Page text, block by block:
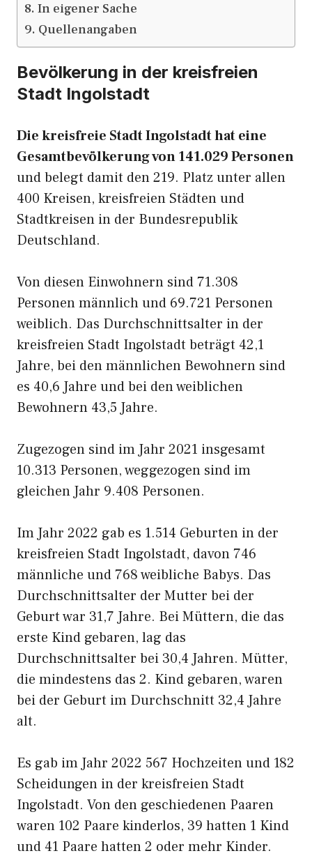
In eigener Sache
Quellenangaben
Bevölkerung in der kreisfreien
Stadt Ingolstadt
Die kreisfreie Stadt Ingolstadt hat eine
Gesamtbevölkerung von 141.029 Personen
und belegt damit den 219. Platz unter allen
400 Kreisen, kreisfreien Städten und
Stadtkreisen in der Bundesrepublik
Deutschland.
Von diesen Einwohnern sind 71.308
Personen männlich und 69.721 Personen
weiblich. Das Durchschnittsalter in der
kreisfreien Stadt Ingolstadt beträgt 42,1
Jahre, bei den männlichen Bewohnern sind
es 40,6 Jahre und bei den weiblichen
Bewohnern 43,5 Jahre.
Zugezogen sind im Jahr 2021 insgesamt
10.313 Personen, weggezogen sind im
gleichen Jahr 9.408 Personen.
Im Jahr 2022 gab es 1.514 Geburten in der
kreisfreien Stadt Ingolstadt, davon 746
männliche und 768 weibliche Babys. Das
Durchschnittsalter der Mutter bei der
Geburt war 31,7 Jahre. Bei Müttern, die das
erste Kind gebaren, lag das
Durchschnittsalter bei 30,4 Jahren. Mütter,
die mindestens das 2. Kind gebaren, waren
bei der Geburt im Durchschnitt 32,4 Jahre
alt.
Es gab im Jahr 2022 567 Hochzeiten und 182
Scheidungen in der kreisfreien Stadt
Ingolstadt. Von den geschiedenen Paaren
waren 102 Paare kinderlos, 39 hatten 1 Kind
und 41 Paare hatten 2 oder mehr Kinder.